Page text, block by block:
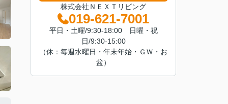
株式会社ＮＥＸＴリビング
019-621-7001
平日・土曜/9:30-18:00 日曜・祝
日/9:30-15:00
（休：毎週水曜日・年末年始・ＧＷ・お
盆）